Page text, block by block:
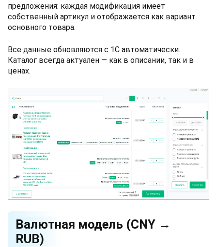
предложения: каждая модификация имеет
собственный артикул и отображается как вариант
основного товара.
Все данные обновляются с 1С автоматически.
Каталог всегда актуален — как в описании, так и в
ценах.
Валютная модель (CNY →
RUB)